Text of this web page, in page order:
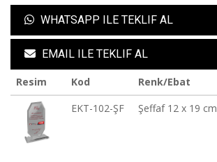
WHATSAPP ILE TEKLIF AL
EMAIL ILE TEKLIF AL
Resim Kod Renk/Ebat
EKT-102-ŞF
Şeffaf 12 x 19 cm